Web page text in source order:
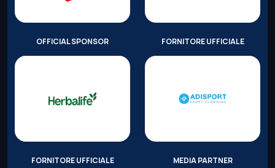
OFFICIAL SPONSOR FORNITORE UFFICIALE
FORNITORE UFFICIALE MEDIA PARTNER